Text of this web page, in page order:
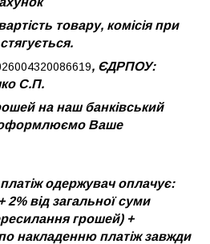
товару, комісія при
, ЄДРПОУ:
С.П.
на наш банківський
оформлюємо Ваше
одержувач оплачує:
від загальної суми
грошей) +
накладенню платіж завжди